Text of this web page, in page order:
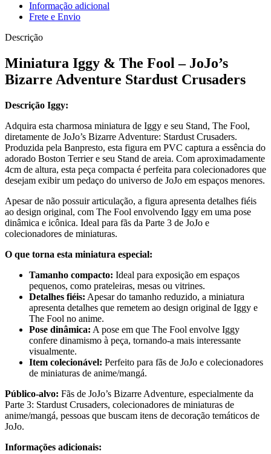
Informação adicional
Frete e Envio
Descrição
Miniatura Iggy & The Fool – JoJo’s
Bizarre Adventure Stardust Crusaders
Descrição Iggy:
Adquira esta charmosa miniatura de Iggy e seu Stand, The Fool,
diretamente de JoJo’s Bizarre Adventure: Stardust Crusaders.
Produzida pela Banpresto, esta figura em PVC captura a essência do
adorado Boston Terrier e seu Stand de areia. Com aproximadamente
4cm de altura, esta peça compacta é perfeita para colecionadores que
desejam exibir um pedaço do universo de JoJo em espaços menores.
Apesar de não possuir articulação, a figura apresenta detalhes fiéis
ao design original, com The Fool envolvendo Iggy em uma pose
dinâmica e icônica. Ideal para fãs da Parte 3 de JoJo e
colecionadores de miniaturas.
O que torna esta miniatura especial:
Tamanho compacto: Ideal para exposição em espaços
pequenos, como prateleiras, mesas ou vitrines.
Detalhes fiéis: Apesar do tamanho reduzido, a miniatura
apresenta detalhes que remetem ao design original de Iggy e
The Fool no anime.
Pose dinâmica: A pose em que The Fool envolve Iggy
confere dinamismo à peça, tornando-a mais interessante
visualmente.
Item colecionável: Perfeito para fãs de JoJo e colecionadores
de miniaturas de anime/mangá.
Público-alvo: Fãs de JoJo’s Bizarre Adventure, especialmente da
Parte 3: Stardust Crusaders, colecionadores de miniaturas de
anime/mangá, pessoas que buscam itens de decoração temáticos de
JoJo.
Informações adicionais: